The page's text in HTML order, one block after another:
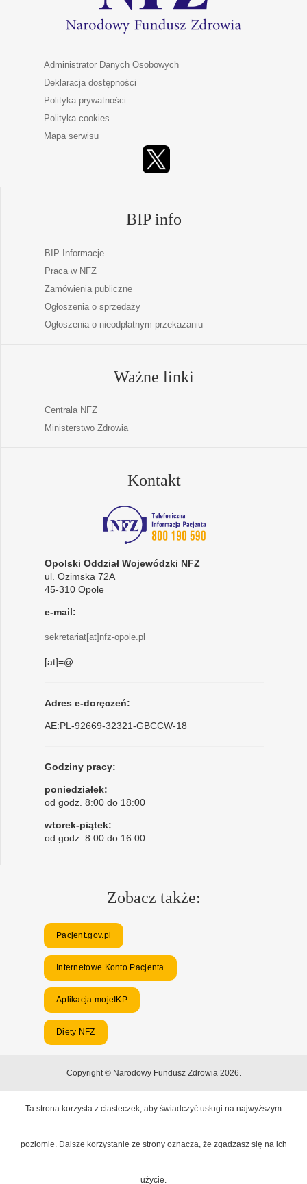
Administrator Danych Osobowych
Deklaracja dostępności
Polityka prywatności
Polityka cookies
Mapa serwisu
BIP info
BIP Informacje
Praca w NFZ
Zamówienia publiczne
Ogłoszenia o sprzedaży
Ogłoszenia o nieodpłatnym przekazaniu
Ważne linki
Centrala NFZ
Ministerstwo Zdrowia
Kontakt
Opolski Oddział Wojewódzki NFZ
ul. Ozimska 72A
45-310 Opole
e-mail:
sekretariat[at]nfz-opole.pl
[at]=@
Adres e-doręczeń:
AE:PL-92669-32321-GBCCW-18
Godziny pracy:
poniedziałek:
od godz. 8:00 do 18:00
wtorek-piątek:
od godz. 8:00 do 16:00
Zobacz także:
Pacjent.gov.pl
Internetowe Konto Pacjenta
Aplikacja mojeIKP
Diety NFZ
Copyright © Narodowy Fundusz Zdrowia 2026.
Ta strona korzysta z ciasteczek, aby świadczyć usługi na najwyższym
poziomie. Dalsze korzystanie ze strony oznacza, że zgadzasz się na ich
użycie.